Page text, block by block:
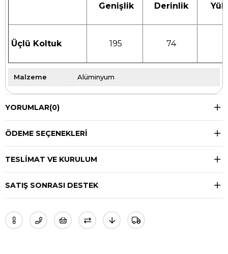
Genişlik Derinlik
Üçlü Koltuk 195 74
Malzeme Alüminyum
YORUMLAR(0)
ÖDEME SEÇENEKLERI
TESLIMAT VE KURULUM
SATIŞ SONRASI DESTEK